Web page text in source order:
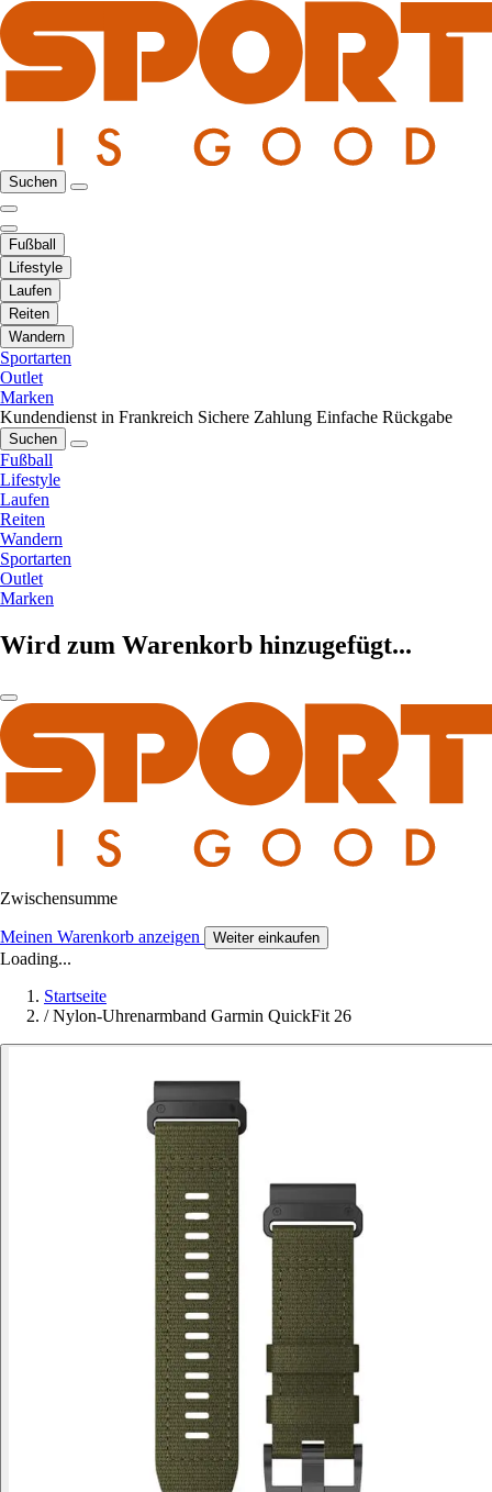
Suchen
Fußball
Lifestyle
Laufen
Reiten
Wandern
Sportarten
Outlet
Marken
Kundendienst in Frankreich Sichere Zahlung Einfache Rückgabe
Suchen
Fußball
Lifestyle
Laufen
Reiten
Wandern
Sportarten
Outlet
Marken
Wird zum Warenkorb hinzugefügt...
Zwischensumme
Meinen Warenkorb anzeigen Weiter einkaufen
Loading...
Startseite
/ Nylon-Uhrenarmband Garmin QuickFit 26